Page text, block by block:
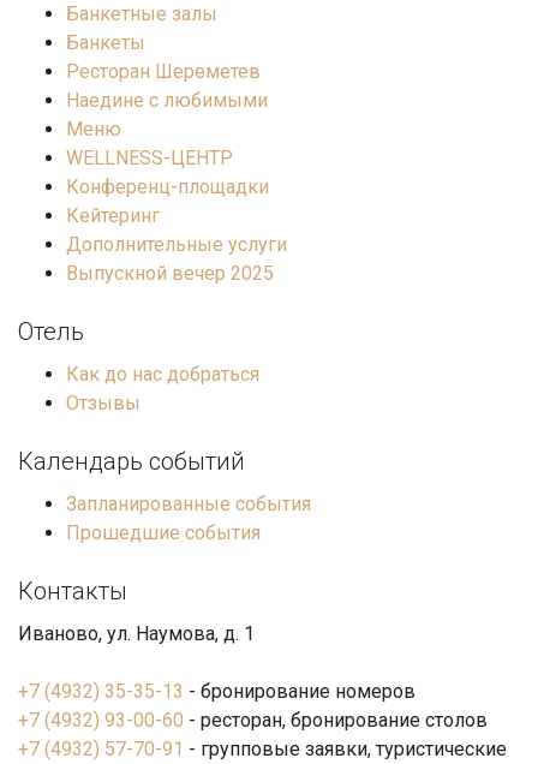
Банкетные залы
Банкеты
Ресторан Шереметев
Наедине с любимыми
Меню
WELLNESS-ЦЕНТР
Конференц-площадки
Кейтеринг
Дополнительные услуги
Выпускной вечер 2025
Отель
Как до нас добраться
Отзывы
Календарь событий
Запланированные события
Прошедшие события
Контакты
Иваново, ул. Наумова, д. 1
+7 (4932) 35-35-13 - бронирование номеров
+7 (4932) 93-00-60 - ресторан, бронирование столов
+7 (4932) 57-70-91 - групповые заявки, туристические